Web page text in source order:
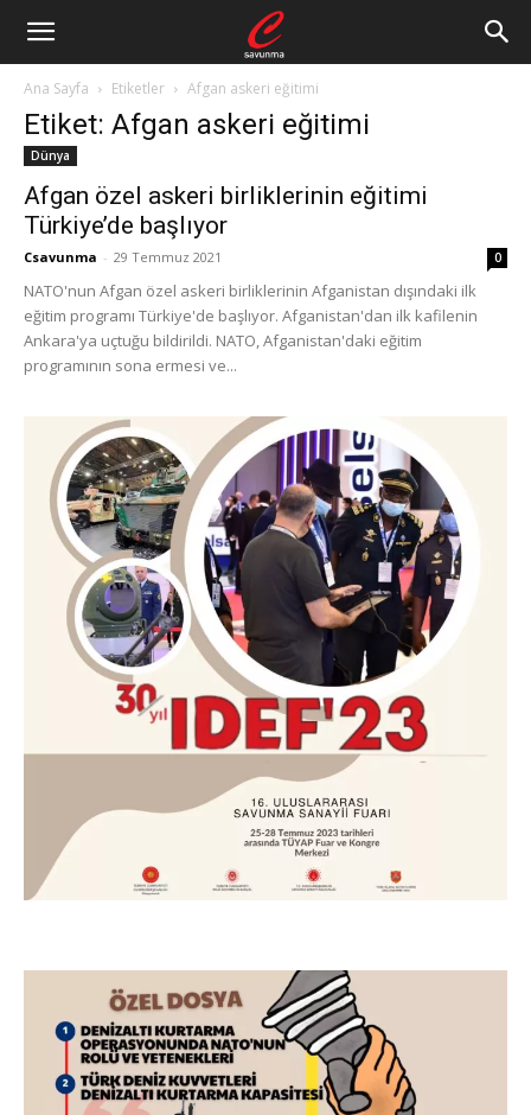
Ana Sayfa Etiketler Afgan askeri eğitimi
Etiket: Afgan askeri eğitimi
Dünya
Afgan özel askeri birliklerinin eğitimi
Türkiye’de başlıyor
Csavunma - 29 Temmuz 2021 0
NATO'nun Afgan özel askeri birliklerinin Afganistan dışındaki ilk
eğitim programı Türkiye'de başlıyor. Afganistan'dan ilk kafilenin
Ankara'ya uçtuğu bildirildi. NATO, Afganistan'daki eğitim
programının sona ermesi ve...